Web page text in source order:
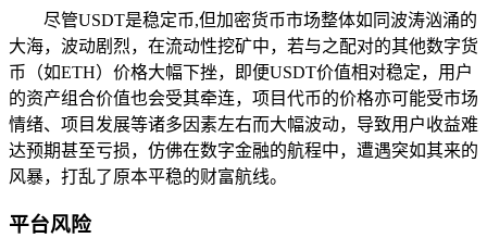
尽管USDT是稳定币,但加密货币市场整体如同波涛汹涌的
大海，波动剧烈，在流动性挖矿中，若与之配对的其他数字货
币（如ETH）价格大幅下挫，即便USDT价值相对稳定，用户
的资产组合价值也会受其牵连，项目代币的价格亦可能受市场
情绪、项目发展等诸多因素左右而大幅波动，导致用户收益难
达预期甚至亏损，仿佛在数字金融的航程中，遭遇突如其来的
风暴，打乱了原本平稳的财富航线。
平台风险